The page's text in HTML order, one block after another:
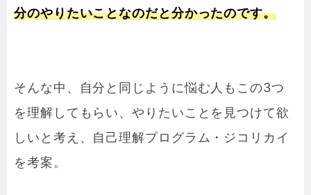
分のやりたいことなのだと分かったのです。
そんな中、自分と同じように悩む人もこの3つ
を理解してもらい、やりたいことを見つけて欲
しいと考え、自己理解プログラム・ジコリカイ
を考案。